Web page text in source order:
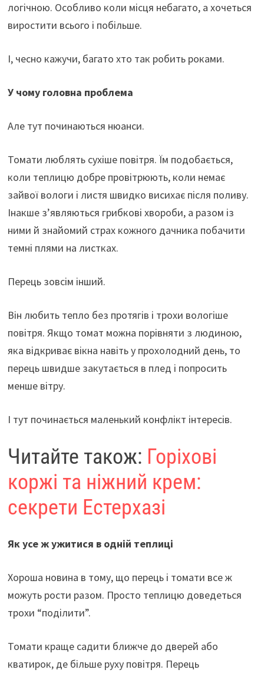
логічною. Особливо коли місця небагато, а хочеться
виростити всього і побільше.
І, чесно кажучи, багато хто так робить роками.
У чому головна проблема
Але тут починаються нюанси.
Томати люблять сухіше повітря. Їм подобається,
коли теплицю добре провітрюють, коли немає
зайвої вологи і листя швидко висихає після поливу.
Інакше з’являються грибкові хвороби, а разом із
ними й знайомий страх кожного дачника побачити
темні плями на листках.
Перець зовсім інший.
Він любить тепло без протягів і трохи вологіше
повітря. Якщо томат можна порівняти з людиною,
яка відкриває вікна навіть у прохолодний день, то
перець швидше закутається в плед і попросить
менше вітру.
І тут починається маленький конфлікт інтересів.
Читайте також: Горіхові
коржі та ніжний крем:
секрети Естерхазі
Як усе ж ужитися в одній теплиці
Хороша новина в тому, що перець і томати все ж
можуть рости разом. Просто теплицю доведеться
трохи “поділити”.
Томати краще садити ближче до дверей або
кватирок, де більше руху повітря. Перець